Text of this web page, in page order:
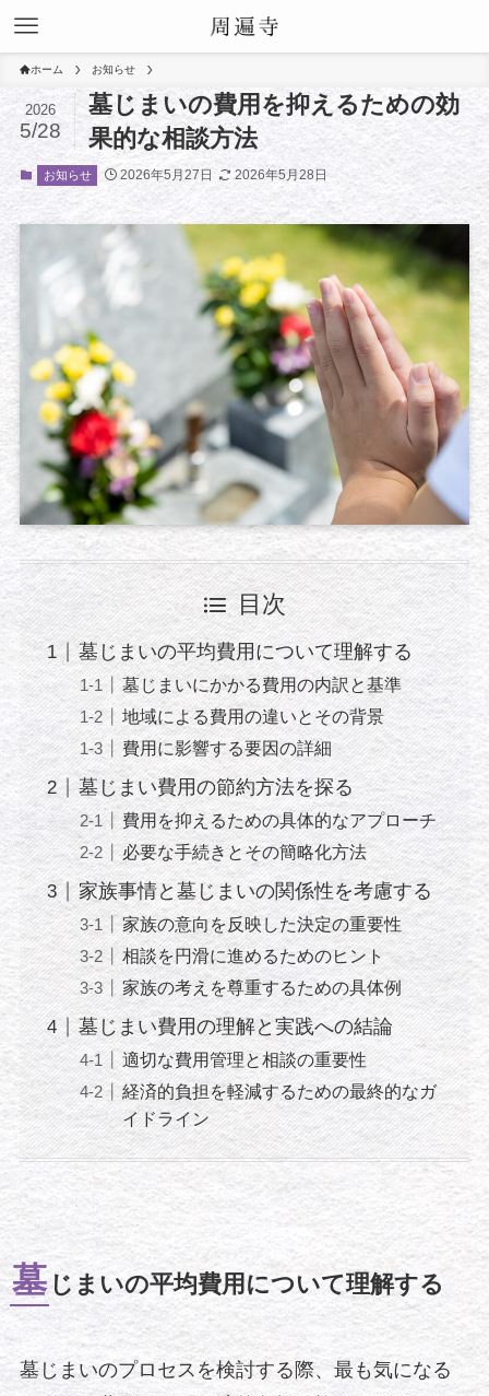
ホーム お知らせ
墓じまいの費用を抑えるための効
果的な相談方法
2026
5/28
お知らせ 2026年5月27日 2026年5月28日
目次
墓じまいの平均費用について理解する
墓じまいにかかる費用の内訳と基準
地域による費用の違いとその背景
費用に影響する要因の詳細
墓じまい費用の節約方法を探る
費用を抑えるための具体的なアプローチ
必要な手続きとその簡略化方法
家族事情と墓じまいの関係性を考慮する
家族の意向を反映した決定の重要性
相談を円滑に進めるためのヒント
家族の考えを尊重するための具体例
墓じまい費用の理解と実践への結論
適切な費用管理と相談の重要性
経済的負担を軽減するための最終的なガ
イドライン
墓じまいの平均費用について理解する
墓じまいのプロセスを検討する際、最も気になる